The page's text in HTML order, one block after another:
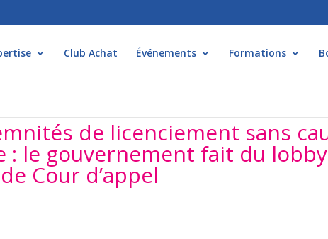
Club Achat Événements Formations
de licenciement sans
: le gouvernement fait du
Cour d’appel